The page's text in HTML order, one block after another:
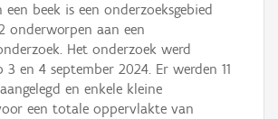
een beek is een onderzoeksgebied
onderworpen aan een
Het onderzoek werd
en 4 september 2024. Er werden 11
en enkele kleine
een totale oppervlakte van